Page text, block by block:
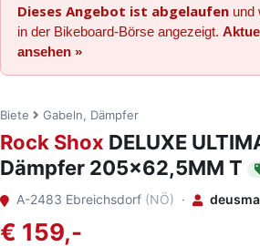
Dieses Angebot ist abgelaufen und
in der Bikeboard-Börse angezeigt.
ansehen »
Biete Gabeln, Dämpfer
Rock Shox DELUXE
Dämpfer 205x62,5MM T
A-2483 Ebreichsdorf (NÖ) ·
€ 159,-